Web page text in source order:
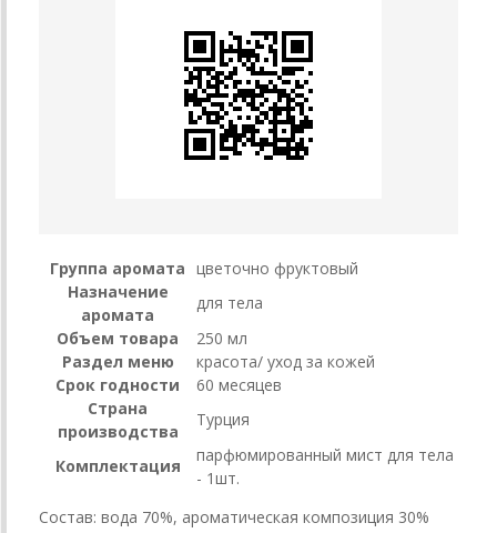
Группа аромата цветочно фруктовый
Назначение
аромата
для тела
Объем товара
250 мл
Раздел меню
красота/ уход за кожей
Срок годности
60 месяцев
Страна
производства
Турция
Комплектация
парфюмированный мист для тела
- 1шт.
Состав: вода 70%, ароматическая композиция 30%